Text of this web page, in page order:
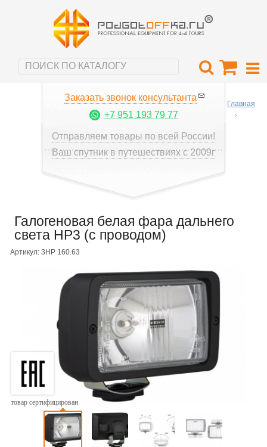
Заказать звонок консультанта
+7 951 193 79 77
Отправляем товары по всей России!
Ваш спутник в путешествиях с 2009г
Главная
Галогеновая белая фара дальнего
света HP3 (с проводом)
Артикул: 3HP 160.63
товар сертифицирован